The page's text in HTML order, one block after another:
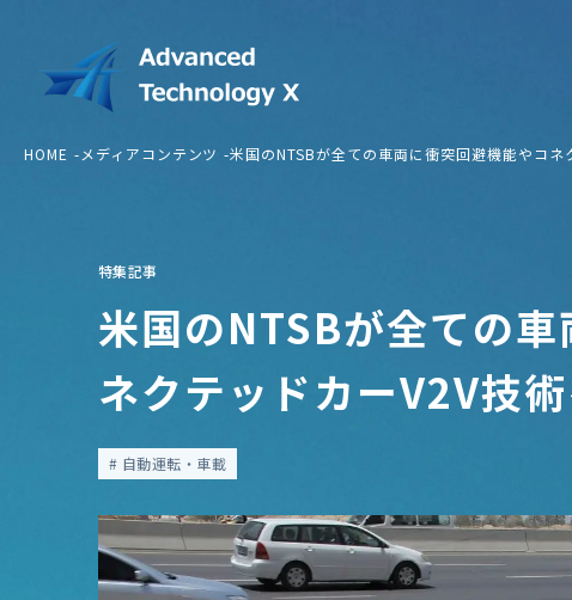
HOME メディアコンテンツ 米国のNTSBが全ての車両に衝突回避機能やコ
特集記事
米国のNTSBが全ての
ネクテッドカーV2V技
自動運転・車載